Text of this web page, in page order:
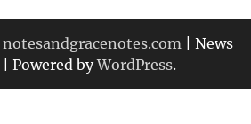
notesandgracenotes.com | News
| Powered byWordPress.